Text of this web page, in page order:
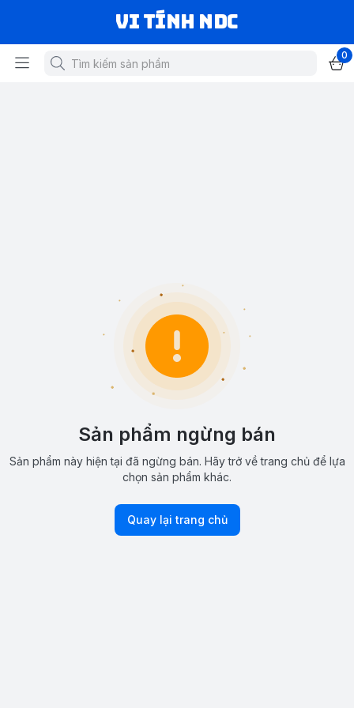
VI TÍNH NDC
0
Sản phẩm ngừng bán
Sản phẩm này hiện tại đã ngừng bán. Hãy trở về trang chủ để lựa
chọn sản phẩm khác.
Quay lại trang chủ